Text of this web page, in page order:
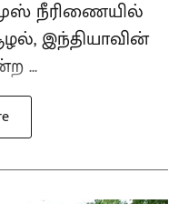
நீரிணையில்
இந்தியாவின்
...